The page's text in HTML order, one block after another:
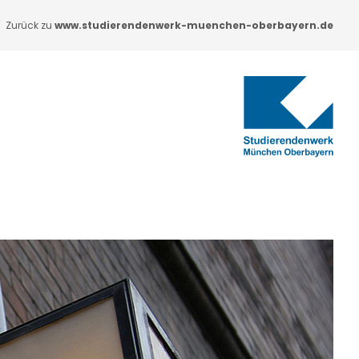
Zurück zu www.studierendenwerk-muenchen-oberbayern.de